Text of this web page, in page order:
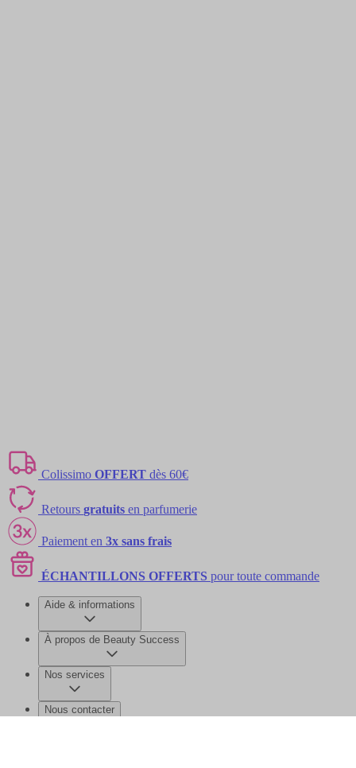
Colissimo OFFERT dès 60€
Retours gratuits en parfumerie
Paiement en 3x sans frais
ÉCHANTILLONS OFFERTS pour toute commande
Aide & informations
À propos de Beauty Success
Nos services
Nous contacter